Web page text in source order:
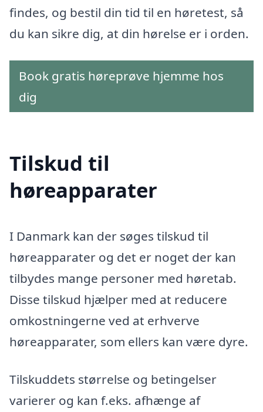
findes, og bestil din tid til en høretest, så
du kan sikre dig, at din hørelse er i orden.
Book gratis høreprøve hjemme hos
dig
Tilskud til
høreapparater
I Danmark kan der søges tilskud til
høreapparater og det er noget der kan
tilbydes mange personer med høretab.
Disse tilskud hjælper med at reducere
omkostningerne ved at erhverve
høreapparater, som ellers kan være dyre.
Tilskuddets størrelse og betingelser
varierer og kan f.eks. afhænge af